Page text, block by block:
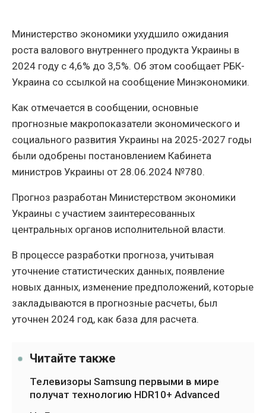
Министерство экономики ухудшило ожидания
роста валового внутреннего продукта Украины в
2024 году с 4,6% до 3,5%. Об этом сообщает РБК-
Украина со ссылкой на сообщение Минэкономики.
Как отмечается в сообщении, основные
прогнозные макропоказатели экономического и
социального развития Украины на 2025-2027 годы
были одобрены постановлением Кабинета
министров Украины от 28.06.2024 №780.
Прогноз разработан Министерством экономики
Украины с участием заинтересованных
центральных органов исполнительной власти.
В процессе разработки прогноза, учитывая
уточнение статистических данных, появление
новых данных, изменение предположений, которые
закладываются в прогнозные расчеты, был
уточнен 2024 год, как база для расчета.
Читайте также
Телевизоры Samsung первыми в мире
получат технологию HDR10+ Advanced